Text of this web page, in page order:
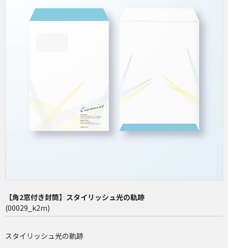
長3封筒（120×235mm）
角3（216×277mm）
長4（90×205mm）
洋2（162×114mm）
料金表
お問い合わせ
【角2窓付き封筒】スタイリッシュ光の軌跡
(00029_k2m)
スタイリッシュ光の軌跡